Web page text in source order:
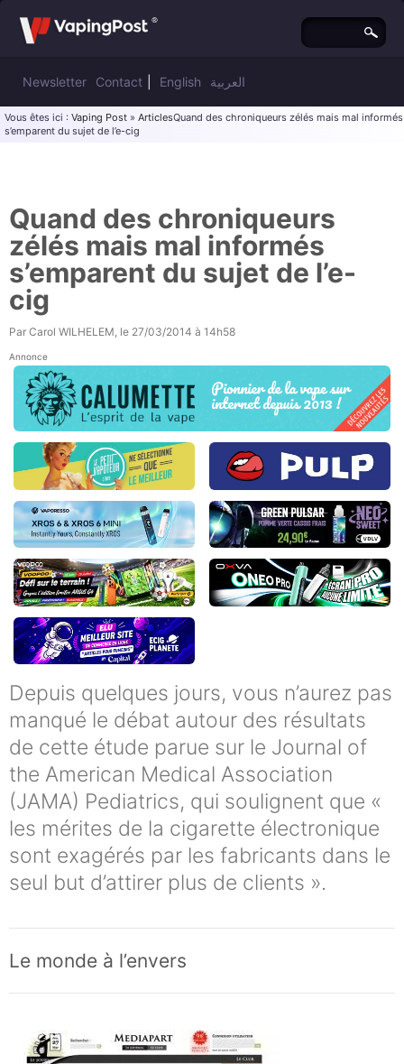
Newsletter Contact English العربية
Vous êtes ici : Vaping Post » ArticlesQuand des chroniqueurs zélés mais mal informés
s’emparent du sujet de l’e-cig
Quand des chroniqueurs
zélés mais mal informés
s’emparent du sujet de l’e-
cig
Par Carol WILHELEM, le 27/03/2014 à 14h58
Annonce
Depuis quelques jours, vous n’aurez pas
manqué le débat autour des résultats
de cette étude parue sur le Journal of
the American Medical Association
(JAMA) Pediatrics, qui soulignent que «
les mérites de la cigarette électronique
sont exagérés par les fabricants dans le
seul but d’attirer plus de clients ».
Le monde à l’envers